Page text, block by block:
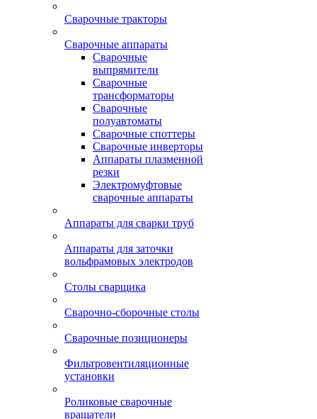
Сварочные тракторы
Сварочные аппараты
Сварочные
выпрямители
Сварочные
трансформаторы
Сварочные
полуавтоматы
Сварочные споттеры
Сварочные инверторы
Аппараты плазменной
резки
Электромуфтовые
сварочные аппараты
Аппараты для сварки труб
Аппараты для заточки
вольфрамовых электродов
Столы сварщика
Сварочно-сборочные столы
Сварочные позиционеры
Фильтровентиляционные
установки
Роликовые сварочные
вращатели